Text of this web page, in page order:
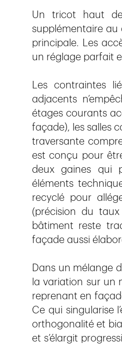
Un tricot haut
supplémentaire au
principale. Les
un réglage parfait
Les contraintes
adjacents
étages courants
façade), les salles
traversante
est conçu pour
deux gaines qui
éléments
recyclé pour
(précision du
bâtiment reste
façade aussi
Dans un mélange
la variation sur un
reprenant en
Ce qui singularise
orthogonalité et
et s’élargit